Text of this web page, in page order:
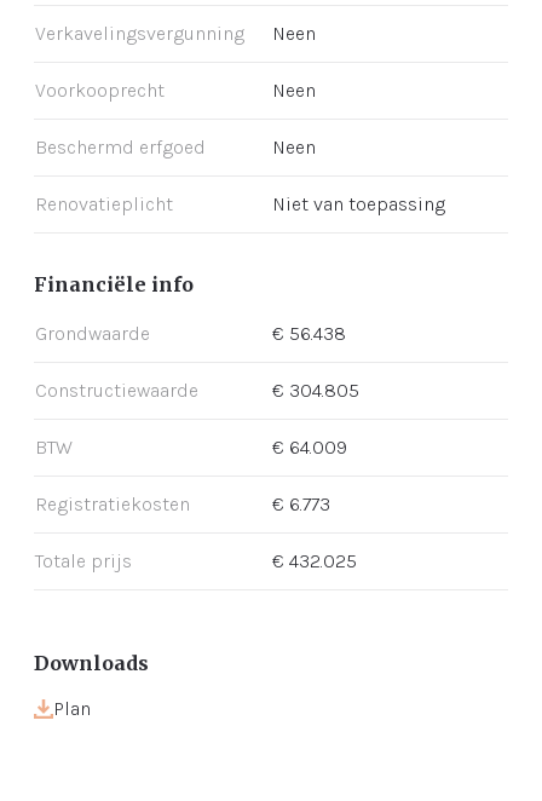
Verkavelingsvergunning Neen
Voorkooprecht Neen
Beschermd erfgoed Neen
Renovatieplicht Niet van toepassing
Financiële info
Grondwaarde € 56.438
Constructiewaarde € 304.805
BTW € 64.009
Registratiekosten € 6.773
Totale prijs € 432.025
Downloads
Plan